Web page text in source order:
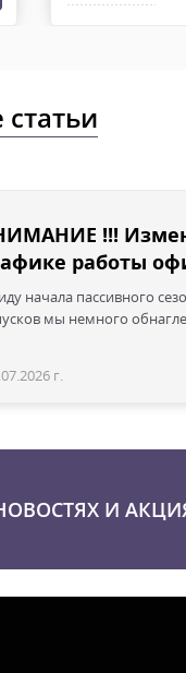
!!!
работы
начала пассивного
мы немного
г.
И